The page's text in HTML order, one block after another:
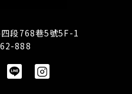
段768巷5號5F-1
888